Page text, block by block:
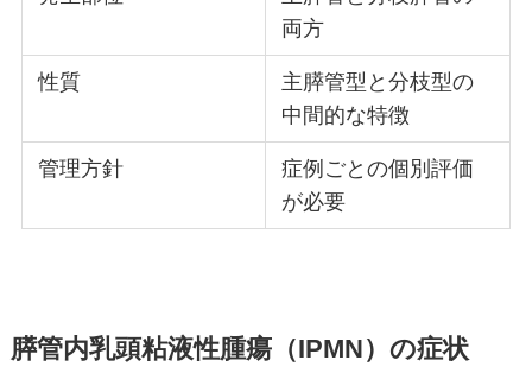
両方
性質
主膵管型と分枝型の
中間的な特徴
管理方針
症例ごとの個別評価
が必要
膵管内乳頭粘液性腫瘍（IPMN）の症状